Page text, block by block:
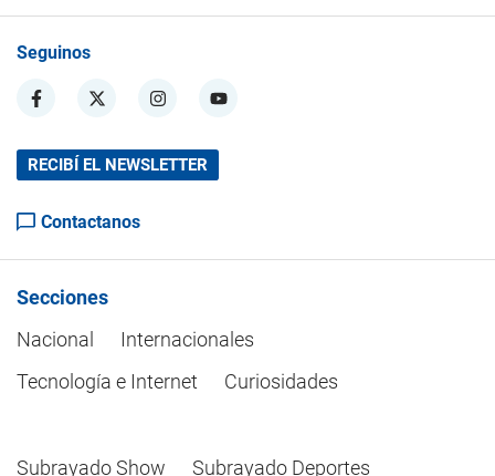
Seguinos
RECIBÍ EL NEWSLETTER
Contactanos
Secciones
Nacional
Internacionales
Tecnología e Internet
Curiosidades
Subrayado Show Subrayado Deportes